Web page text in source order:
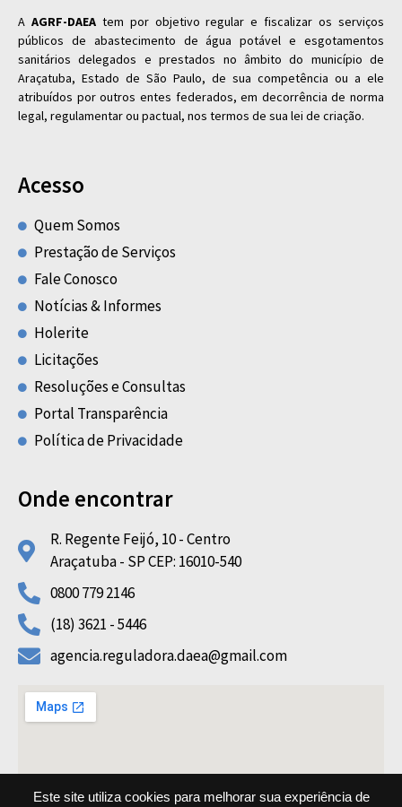
Este site utiliza cookies para melhorar sua experiência de
A AGRF-DAEAtem por objetivo regular e fiscalizar os serviços
públicos de abastecimento de água potável e esgotamentos
sanitários delegados e prestados no âmbito do município de
Araçatuba, Estado de São Paulo, de sua competência ou a ele
atribuídos por outros entes federados, em decorrência de norma
legal, regulamentar ou pactual, nos termos de sua lei de criação.
Acesso
Quem Somos
Prestação de Serviços
Fale Conosco
Notícias & Informes
Holerite
Licitações
Resoluções e Consultas
Portal Transparência
Política de Privacidade
Onde encontrar
R. Regente Feijó, 10 - Centro
Araçatuba - SP CEP: 16010-540
0800 779 2146
(18) 3621 - 5446
agencia.reguladora.daea@gmail.com